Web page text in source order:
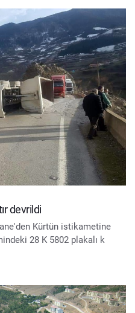
devrildi
Kürtün istikametine
28 K 5802 plakalı k